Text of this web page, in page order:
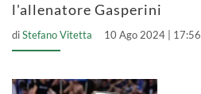
l'allenatore Gasperini
diStefano Vitetta 10 Ago 2024 | 17:56